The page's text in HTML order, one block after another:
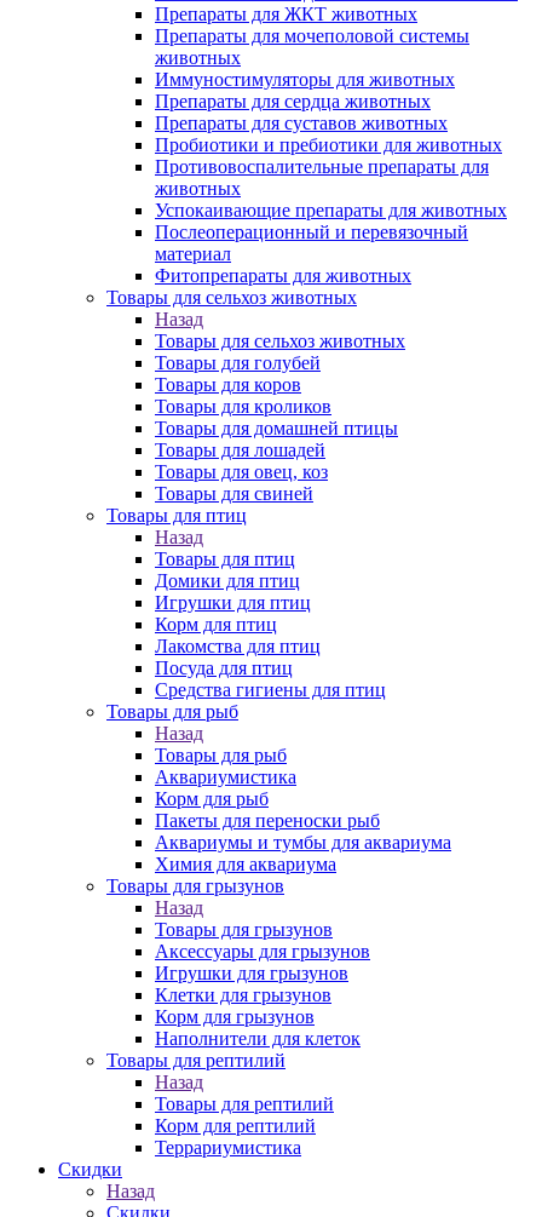
Препараты для ЖКТ животных
Препараты для мочеполовой системы
животных
Иммуностимуляторы для животных
Препараты для сердца животных
Препараты для суставов животных
Пробиотики и пребиотики для животных
Противовоспалительные препараты для
животных
Успокаивающие препараты для животных
Послеоперационный и перевязочный
материал
Фитопрепараты для животных
Товары для сельхоз животных
Назад
Товары для сельхоз животных
Товары для голубей
Товары для коров
Товары для кроликов
Товары для домашней птицы
Товары для лошадей
Товары для овец, коз
Товары для свиней
Товары для птиц
Назад
Товары для птиц
Домики для птиц
Игрушки для птиц
Корм для птиц
Лакомства для птиц
Посуда для птиц
Средства гигиены для птиц
Товары для рыб
Назад
Товары для рыб
Аквариумистика
Корм для рыб
Пакеты для переноски рыб
Аквариумы и тумбы для аквариума
Химия для аквариума
Товары для грызунов
Назад
Товары для грызунов
Аксессуары для грызунов
Игрушки для грызунов
Клетки для грызунов
Корм для грызунов
Наполнители для клеток
Товары для рептилий
Назад
Товары для рептилий
Корм для рептилий
Террариумистика
Скидки
Назад
Скидки